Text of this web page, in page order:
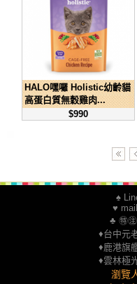
HALO嘿囉 Holistic幼齡貓
高蛋白質無穀雞肉...
$990
♠
♥
♣ ㊕
♦台中元
♦鹿港旗
♦雲林極
瀏覽